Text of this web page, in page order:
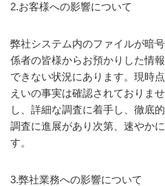
2.お客様への影響について
弊社システム内のファイルが暗
係者の皆様からお預かりした情
できない状況にあります。現時
えいの事実は確認されておりま
し、詳細な調査に着手し、徹底
調査に進展があり次第、速やか
す。
3.弊社業務への影響について